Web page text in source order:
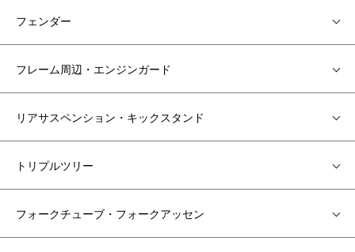
フェンダー
フレーム周辺・エンジンガード
リアサスペンション・キックスタンド
トリプルツリー
フォークチューブ・フォークアッセン